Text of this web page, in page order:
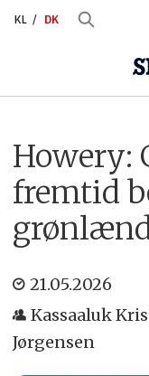
KL DK
Howery:
fremtid
21.05.2026
Kassaaluk
Jørgensen